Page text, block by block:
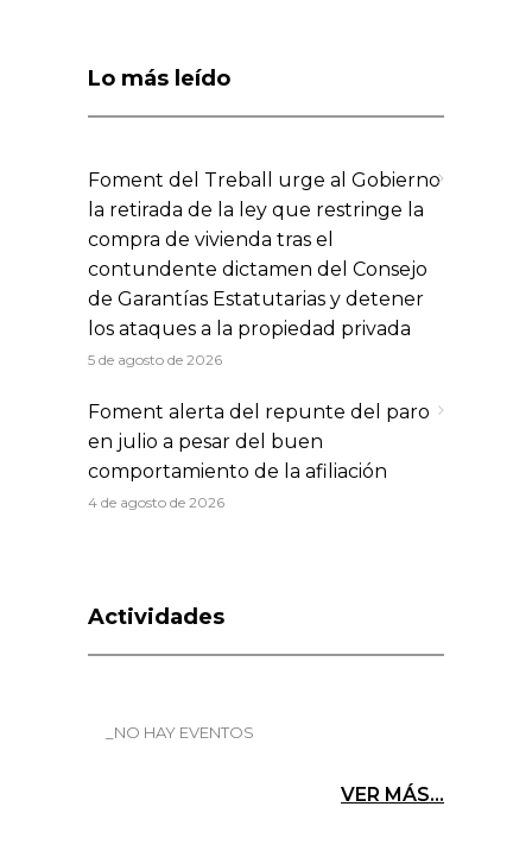
Lo más leído
Foment del Treball urge al Gobierno
la retirada de la ley que restringe la
compra de vivienda tras el
contundente dictamen del Consejo
de Garantías Estatutarias y detener
los ataques a la propiedad privada
5 de agosto de 2026
Foment alerta del repunte del paro
en julio a pesar del buen
comportamiento de la afiliación
4 de agosto de 2026
Actividades
_NO HAY EVENTOS
VER MÁS...